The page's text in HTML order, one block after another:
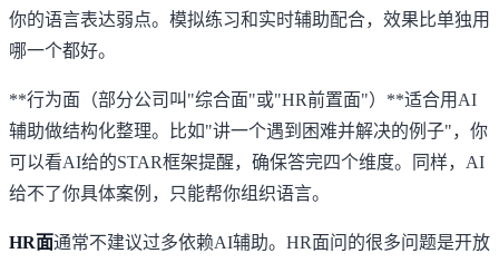
你的语言表达弱点。模拟练习和实时辅助配合，效果比单独用
哪一个都好。
**行为面（部分公司叫"综合面"或"HR前置面"）**适合用AI
辅助做结构化整理。比如"讲一个遇到困难并解决的例子"，你
可以看AI给的STAR框架提醒，确保答完四个维度。同样，AI
给不了你具体案例，只能帮你组织语言。
HR面通常不建议过多依赖AI辅助。HR面问的很多问题是开放